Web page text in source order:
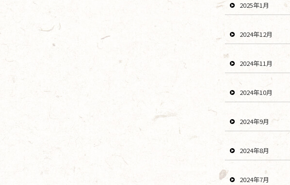
2025年1月
2024年12月
2024年11月
2024年10月
2024年9月
2024年8月
2024年7月